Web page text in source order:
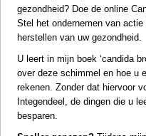
gezondheid? Doe de online
Stel het ondernemen van
herstellen van uw gezondheid.
U leert in mijn boek ‘candida
over deze schimmel en hoe u
rekenen. Zonder dat hiervoor
Integendeel, de dingen die u
besparen.